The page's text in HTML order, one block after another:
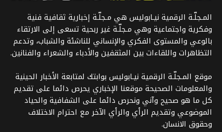
المـجلّـة الرقمية نيـابوليس هي مـجلّـة إخبارية ثقافية فنية
وفكرية واجتماعية وهي مـجلّـة غير ربحية تسعى إلى الارتقاء
بالوعي والمستوى الفكري والإنساني للناشئة والشباب، وتدعم
التظاهرات واللقاءات بين المثقفين والأدباء والشعراء والفنانين.
موقع المـجلّـة الرقمية نيـابوليس بوابتك لمتابعة الأخبار الحينية
والمعلومات الصحيحة موقعنا الإخباري يحرص دائما على تقديم
كل ما هو صحيح وآني ونحرص دائما على الشفافية والحياد
الموضوعي وتقديم الرأي والرأي الآخر مع احترام الاختلاف
وحقوق الانسان.